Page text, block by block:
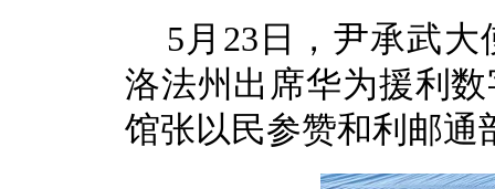
5月23日，尹承武
洛法州出席华为援利
馆张以民参赞和利邮通